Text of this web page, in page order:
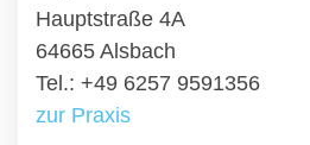
Hauptstraße 4A
64665 Alsbach
Tel.: +49 6257 9591356
zur Praxis